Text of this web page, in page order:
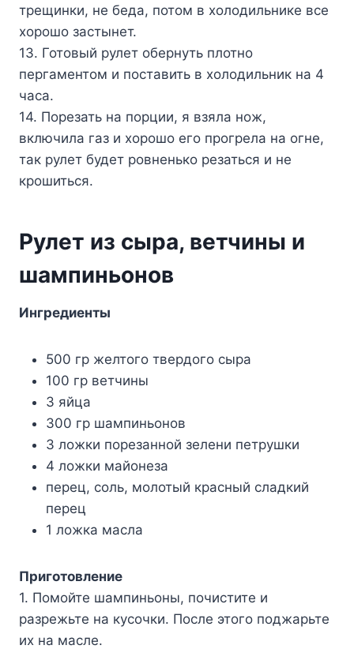
трещинки, не беда, потом в холодильнике все
хорошо застынет.
13. Готовый рулет обернуть плотно
пергаментом и поставить в холодильник на 4
часа.
14. Порезать на порции, я взяла нож,
включила газ и хорошо его прогрела на огне,
так рулет будет ровненько резаться и не
крошиться.
Рулет из сыра, ветчины и
шампиньонов
Ингредиенты
500 гр желтого твердого сыра
100 гр ветчины
3 яйца
300 гр шампиньонов
3 ложки порезанной зелени петрушки
4 ложки майонеза
перец, соль, молотый красный сладкий
перец
1 ложка масла
Приготовление
1. Помойте шампиньоны, почистите и
разрежьте на кусочки. После этого поджарьте
их на масле.